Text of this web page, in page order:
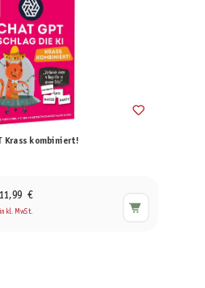
Krass kombiniert!
11,99 €
inkl. MwSt.